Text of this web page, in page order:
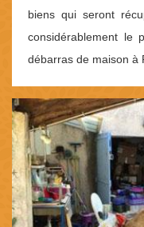
biens qui seront
considérablement le
débarras de maison à